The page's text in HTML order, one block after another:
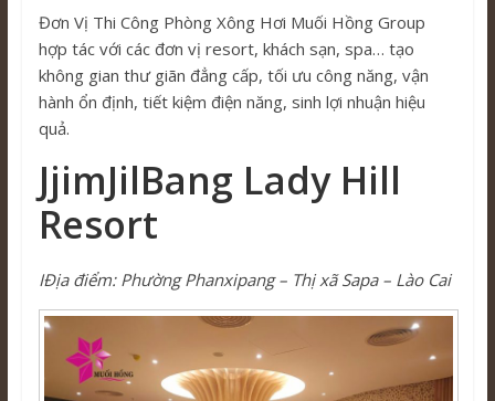
Đơn Vị Thi Công Phòng Xông Hơi Muối Hồng Group
hợp tác với các đơn vị resort, khách sạn, spa… tạo
không gian thư giãn đẳng cấp, tối ưu công năng, vận
hành ổn định, tiết kiệm điện năng, sinh lợi nhuận hiệu
quả.
JjimJilBang Lady Hill
Resort
ΙĐịa điểm: Phường Phanxipang – Thị xã Sapa – Lào Cai